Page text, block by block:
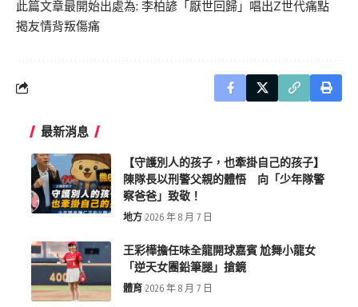
此篇文章最開始出處為: 李柏諺「厭世回歸」唱出Z世代痛點
揭友情背叛傷痛
最新消息
【守護別人的孩子，也牽掛自己的孩子】
陳隊長以刑警父親的體悟 向「少年隊警
察爸爸」致敬！
地方 2026 年 8 月 7 日
王彩樺擔任味全龍開球嘉賓 尬舞小龍女
「逆天女團鉛筆腿」搶鏡
體育 2026 年 8 月 7 日